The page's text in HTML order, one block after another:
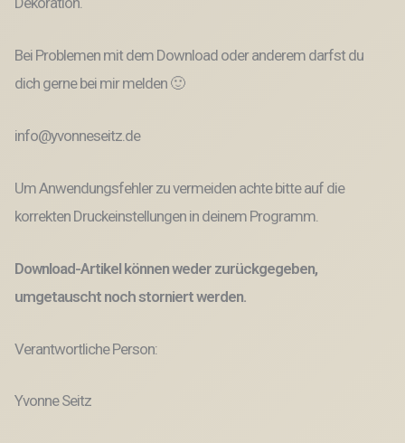
Bei Problemen mit dem Download oder anderem darfst du
dich gerne bei mir melden 🙂
info@yvonneseitz.de
Um Anwendungsfehler zu vermeiden achte bitte auf die
korrekten Druckeinstellungen in deinem Programm.
Download-Artikel können weder zurückgegeben,
umgetauscht noch storniert werden.
Verantwortliche Person:
Yvonne Seitz